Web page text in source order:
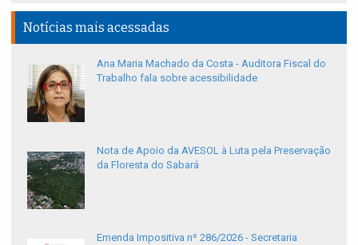
Notícias mais acessadas
Ana Maria Machado da Costa - Auditora Fiscal do
Trabalho fala sobre acessibilidade
Nota de Apoio da AVESOL à Luta pela Preservação
da Floresta do Sabará
Emenda Impositiva nº 286/2026 - Secretaria